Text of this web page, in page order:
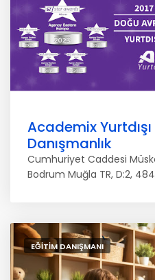
Academix
Danışmanlık
Cumhuriyet Caddesi
Bodrum Muğla TR, D:2,
EĞITIM DANIŞMANI